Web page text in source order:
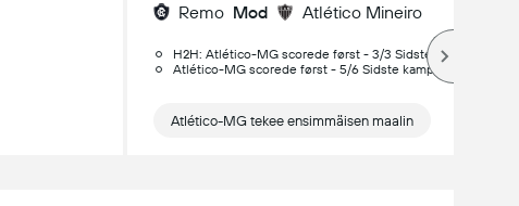
Remo Mod Atlético Mineiro
H2H: Atlético-MG scorede først - 3/3 Sidste kampe
Atlético-MG scorede først - 5/6 Sidste kampe
Atlético-MG tekee ensimmäisen maalin